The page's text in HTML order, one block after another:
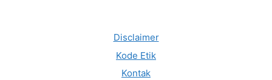
Disclaimer
Kode Etik
Kontak